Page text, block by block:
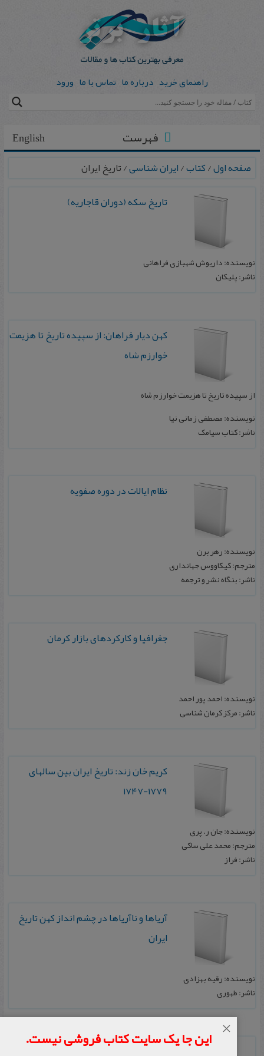
راهنمای خرید درباره ما تماس با ما ورود
English فهرست
صفحه اول/کتاب/ایران شناسی/ تاریخ ایران
ت‍اری‍خ‌ س‍ک‍ه‌ (دوران‌ ق‍اج‍اری‍ه‌)
نویسنده: داریوش شهبازی فراهانی
ناشر: پلیکان
ک‍ه‍ن‌ دی‍ار ف‍راه‍ان‌: از س‍پ‍ی‍ده‌ ت‍اری‍خ‌ ت‍ا ه‍زی‍م‍ت‌
خ‍وارزم‌ ش‍اه‌
از س‍پ‍ی‍ده‌ ت‍اری‍خ‌ ت‍ا ه‍زی‍م‍ت‌ خ‍وارزم‌ ش‍اه‌
نویسنده: مصطفی زمانی نیا
ناشر: کتاب سیامک
ن‍ظام‌ ای‍الات‌ در دوره‌ ص‍ف‍وی‍ه‌
نویسنده: رهر برن
مترجم: کیکاووس جهانداری
ناشر: بنگاه نشر و ترجمه
ج‍غ‍راف‍ی‍ا و ک‍ارک‍رده‍ای‌ ب‍ازار ک‍رم‍ان‌
نویسنده: احمد پور احمد
ناشر: مرکز کرمان شناسی
ک‍ری‍م‌ خ‍ان‌ زن‍د: ت‍اری‍خ‌ ای‍ران‌ ب‍ی‍ن‌ س‍ال‍ه‍ای
‌۱۷۷۹-۱۷۴۷
نویسنده: ج‍ان‌ ر. پ‍ری‌
مترجم: محمد علی ساکی
ناشر: فراز
آری‍اه‍ا و ن‍اآری‍اه‍ا در چ‍ش‍م‌ ان‍داز ک‍ه‍ن‌ ت‍اری‍خ‌
ای‍ران‌
نویسنده: رقیه بهزادی
ناشر: طهوری
ت‍ب‍ارش‍ن‍اس‍ی‌ ه‍وی‍ت‌ ج‍دی‍د ای‍ران‍ی‌ (عصر
این جا یک سایت کتاب فروشی نیست. ×